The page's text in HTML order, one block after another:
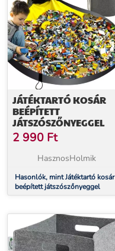
JÁTÉKTARTÓ KOSÁR
BEÉPÍTETT
JÁTSZÓSZŐNYEGGEL
2 990 Ft
HasznosHolmik
Hasonlók, mint Játéktartó kosár
beépített játszószőnyeggel